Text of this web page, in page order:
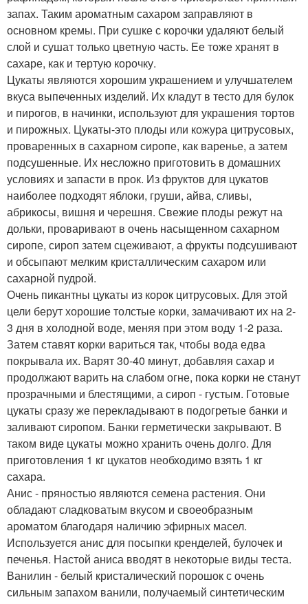
запах. Таким ароматным сахаром заправляют в
основном кремы. При сушке с корочки удаляют белый
слой и сушат только цветную часть. Ее тоже хранят в
сахаре, как и тертую корочку.
Цукаты являются хорошим украшением и улучшателем
вкуса выпеченных изделий. Их кладут в тесто для булок
и пирогов, в начинки, используют для украшения тортов
и пирожных. Цукаты-это плоды или кожура цитрусовых,
проваренных в сахарном сиропе, как варенье, а затем
подсушенные. Их несложно приготовить в домашних
условиях и запасти в прок. Из фруктов для цукатов
наиболее подходят яблоки, груши, айва, сливы,
абрикосы, вишня и черешня. Свежие плоды режут на
дольки, проваривают в очень насыщенном сахарном
сиропе, сироп затем сцеживают, а фрукты подсушивают
и обсыпают мелким кристаллическим сахаром или
сахарной пудрой.
Очень пикантны цукаты из корок цитрусовых. Для этой
цели берут хорошие толстые корки, замачивают их на 2-
3 дня в холодной воде, меняя при этом воду 1-2 раза.
Затем ставят корки вариться так, чтобы вода едва
покрывала их. Варят 30-40 минут, добавляя сахар и
продолжают варить на слабом огне, пока корки не станут
прозрачными и блестящими, а сироп - густым. Готовые
цукаты сразу же перекладывают в подогретые банки и
заливают сиропом. Банки герметически закрывают. В
таком виде цукаты можно хранить очень долго. Для
приготовления 1 кг цукатов необходимо взять 1 кг
сахара.
Анис - пряностью являются семена растения. Они
обладают сладковатым вкусом и своеобразным
ароматом благодаря наличию эфирных масел.
Используется анис для посыпки кренделей, булочек и
печенья. Настой аниса вводят в некоторые виды теста.
Ванилин - белый кристалический порошок с очень
сильным запахом ванили, получаемый синтетическим